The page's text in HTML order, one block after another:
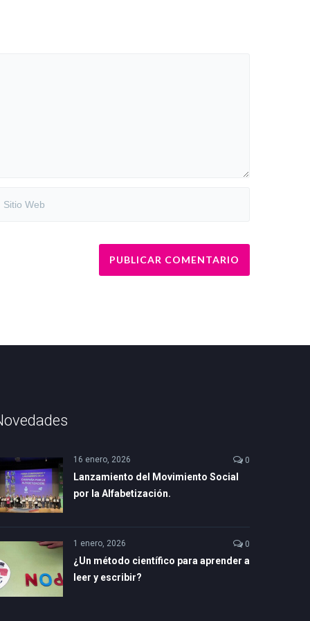
16 enero, 2026 0
Lanzamiento del Movimiento Social
por la Alfabetización.
1 enero, 2026 0
¿Un método científico para aprender a
leer y escribir?